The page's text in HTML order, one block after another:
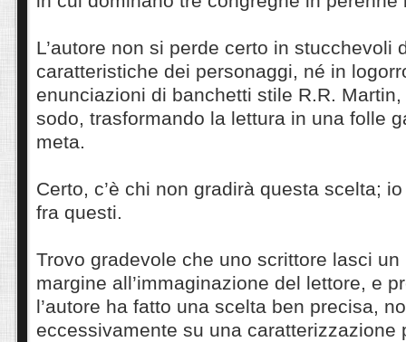
L’autore non si perde certo in stucchevoli
caratteristiche dei personaggi, né in
enunciazioni di banchetti stile R.R.
sodo, trasformando la lettura in una folle
meta.
Certo, c’è chi non gradirà questa scelta;
fra questi.
Trovo gradevole che uno scrittore lasci un
margine all’immaginazione del lettore, e
l’autore ha fatto una scelta ben precisa,
eccessivamente su una caratterizzazione